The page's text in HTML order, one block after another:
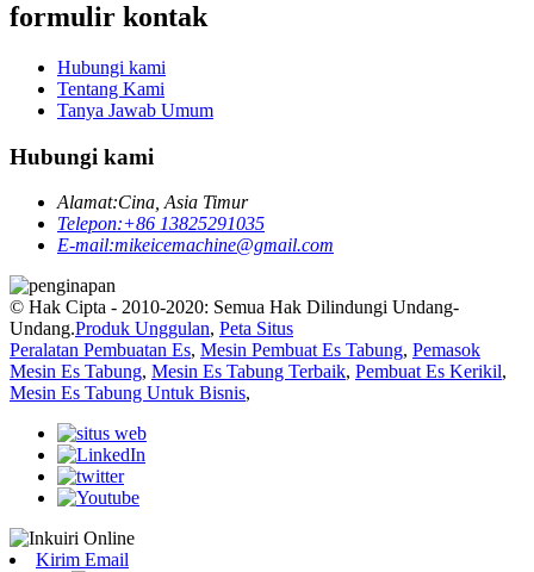
formulir kontak
Hubungi kami
Tentang Kami
Tanya Jawab Umum
Hubungi kami
Alamat:Cina, Asia Timur
Telepon:+86 13825291035
E-mail:mikeicemachine@gmail.com
© Hak Cipta - 2010-2020: Semua Hak Dilindungi Undang-
Undang.Produk Unggulan, Peta Situs
Peralatan Pembuatan Es, Mesin Pembuat Es Tabung, Pemasok
Mesin Es Tabung, Mesin Es Tabung Terbaik, Pembuat Es Kerikil,
Mesin Es Tabung Untuk Bisnis,
Kirim Email